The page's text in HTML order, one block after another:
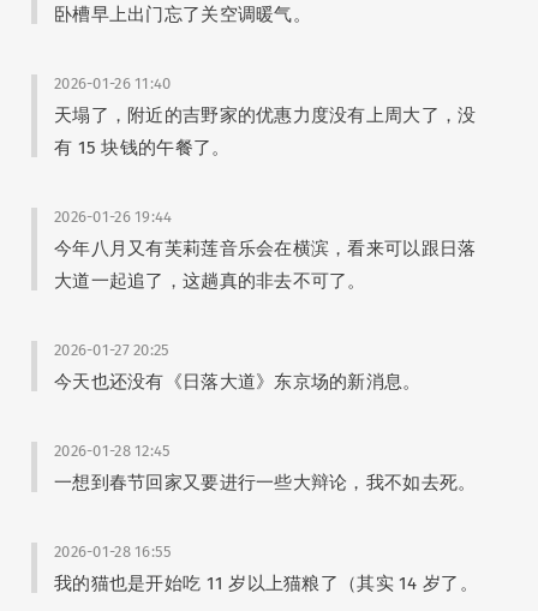
卧槽早上出门忘了关空调暖气。
2026-01-26 11:40
天塌了，附近的吉野家的优惠力度没有上周大了，没
有 15 块钱的午餐了。
2026-01-26 19:44
今年八月又有芙莉莲音乐会在横滨，看来可以跟日落
大道一起追了，这趟真的非去不可了。
2026-01-27 20:25
今天也还没有《日落大道》东京场的新消息。
2026-01-28 12:45
一想到春节回家又要进行一些大辩论，我不如去死。
2026-01-28 16:55
我的猫也是开始吃 11 岁以上猫粮了（其实 14 岁了。